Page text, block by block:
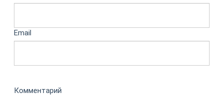
Email
Комментарий